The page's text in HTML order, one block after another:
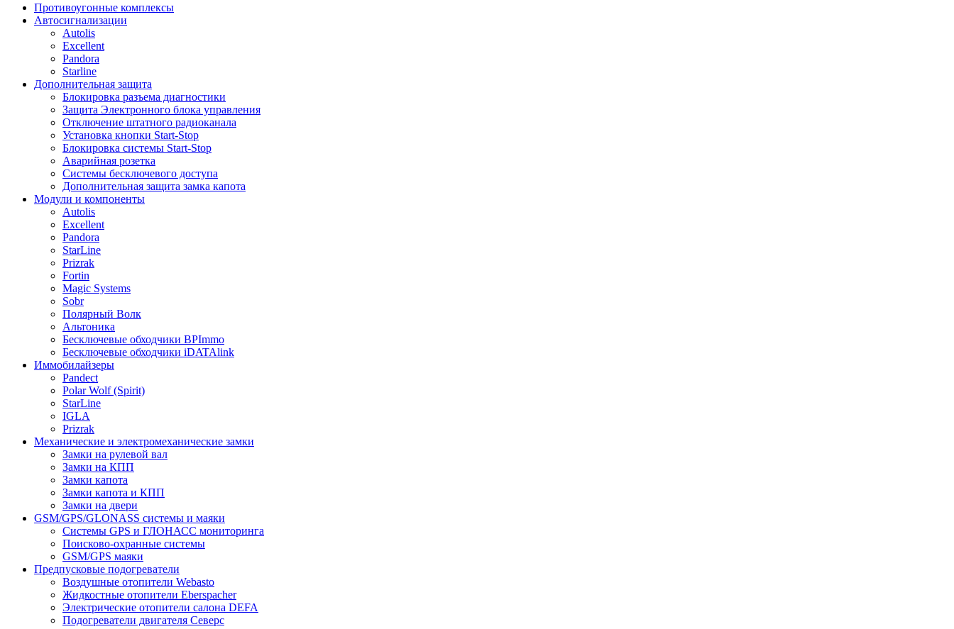
Противоугонные комплексы
Автосигнализации
Autolis
Excellent
Pandora
Starline
Дополнительная защита
Блокировка разъема диагностики
Защита Электронного блока управления
Отключение штатного радиоканала
Установка кнопки Start-Stop
Блокировка системы Start-Stop
Аварийная розетка
Системы бесключевого доступа
Дополнительная защита замка капота
Модули и компоненты
Autolis
Excellent
Pandora
StarLine
Prizrak
Fortin
Magic Systems
Sobr
Полярный Волк
Альтоника
Бесключевые обходчики BPImmo
Бесключевые обходчики iDATAlink
Иммобилайзеры
Pandect
Polar Wolf (Spirit)
StarLine
IGLA
Prizrak
Механические и электромеханические замки
Замки на рулевой вал
Замки на КПП
Замки капота
Замки капота и КПП
Замки на двери
GSM/GPS/GLONASS системы и маяки
Системы GPS и ГЛОНАСС мониторинга
Поисково-охранные системы
GSM/GPS маяки
Предпусковые подогреватели
Воздушные отопители Webasto
Жидкостные отопители Eberspacher
Электрические отопители салона DEFA
Подогреватели двигателя Северс